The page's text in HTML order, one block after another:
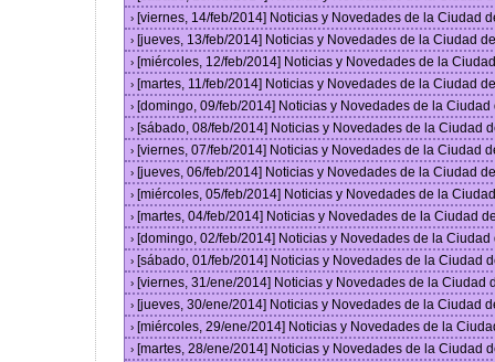
› [viernes, 14/feb/2014] Noticias y Novedades de la Ciudad
› [jueves, 13/feb/2014] Noticias y Novedades de la Ciudad
› [miércoles, 12/feb/2014] Noticias y Novedades de la
› [martes, 11/feb/2014] Noticias y Novedades de la Ciudad
› [domingo, 09/feb/2014] Noticias y Novedades de la
› [sábado, 08/feb/2014] Noticias y Novedades de la Ciudad
› [viernes, 07/feb/2014] Noticias y Novedades de la Ciudad
› [jueves, 06/feb/2014] Noticias y Novedades de la Ciudad
› [miércoles, 05/feb/2014] Noticias y Novedades de la
› [martes, 04/feb/2014] Noticias y Novedades de la Ciudad
› [domingo, 02/feb/2014] Noticias y Novedades de la
› [sábado, 01/feb/2014] Noticias y Novedades de la Ciudad
› [viernes, 31/ene/2014] Noticias y Novedades de la Ciudad
› [jueves, 30/ene/2014] Noticias y Novedades de la Ciudad
› [miércoles, 29/ene/2014] Noticias y Novedades de la
› [martes, 28/ene/2014] Noticias y Novedades de la Ciudad